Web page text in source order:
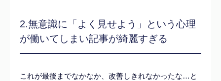
2.無意識に「よく見せよう」という心理
が働いてしまい記事が綺麗すぎる
これが最後までなかなか、改善しきれなかったな…と